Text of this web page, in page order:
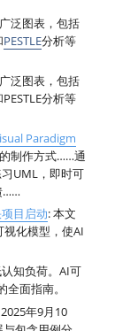
泛图表，包括
PESTLE分析等
泛图表，包括
分析等
Paradigm
制作方式……通
UML，即时可
……
目启动: 本文
化模型，使AI
知负荷。AI可
面指南。
2025年9月10